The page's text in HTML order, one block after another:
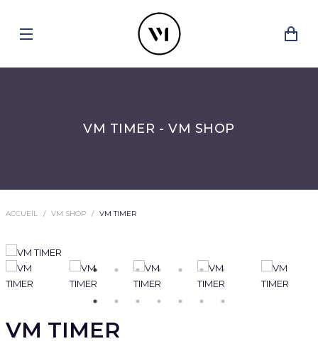
VM TIMER - VM SHOP
ACCUEIL VM SHOP VM TIMER
VM TIMER